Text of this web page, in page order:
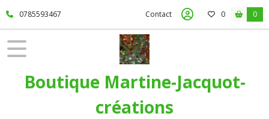
0785593467 Contact 0 0
Boutique Martine-Jacquot-
créations